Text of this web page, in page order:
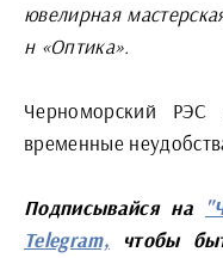
ювелирная
н «Оптика».
Черноморский РЭС
временные
Подписывайся на
Telegram, чтобы